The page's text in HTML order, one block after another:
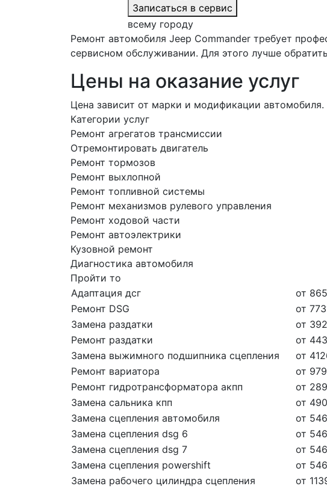
Записаться в сервис
всему городу
Ремонт автомобиля Jeep Commander требует
сервисном обслуживании. Для этого лучше
Цены на оказание услуг
Цена зависит от марки и модификации
Категории услуг
Ремонт агрегатов трансмиссии
Отремонтировать двигатель
Ремонт тормозов
Ремонт выхлопной
Ремонт топливной системы
Ремонт механизмов рулевого управления
Ремонт ходовой части
Ремонт автоэлектрики
Кузовной ремонт
Диагностика автомобиля
Пройти то
Адаптация дсг
от
Ремонт DSG
от
Замена раздатки
от
Ремонт раздатки
от
Замена выжимного подшипника сцепления
от
Ремонт вариатора
от
Ремонт гидротрансформатора акпп
от
Замена сальника кпп
от
Замена сцепления автомобиля
от
Замена сцепления dsg 6
от
Замена сцепления dsg 7
от
Замена сцепления powershift
от
Замена рабочего цилиндра сцепления
от